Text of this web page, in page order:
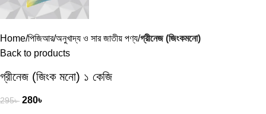
Home পিজিআর/অনুখাদ্য ও সার জাতীয় পণ্য গ্রীনেজ (জিংকমনো)
Back to products
গ্রীনেজ (জিংক মনো) ১ কেজি
295৳ 280৳